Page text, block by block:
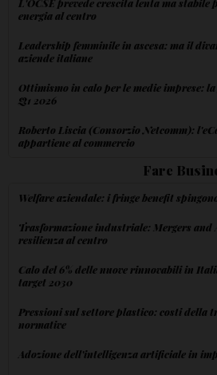
energia al centro
Leadership femminile in ascesa: ma il
aziende italiane
Ottimismo in calo per le medie imprese:
Q1 2026
Roberto Liscia (Consorzio Netcomm):
appartiene al commercio
Fare
Welfare aziendale: i fringe benefit
Trasformazione industriale: Mergers and
resilienza al centro
Calo del 6% delle nuove rinnovabili in
target 2030
Pressioni sul settore plastico: costi della
normative
Adozione dell'intelligenza artificiale in